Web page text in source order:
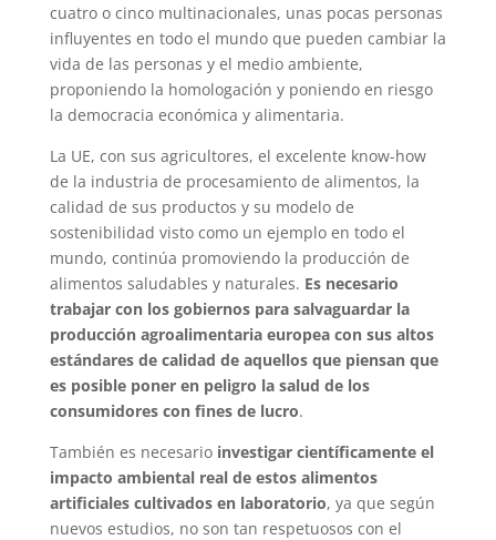
cuatro o cinco multinacionales, unas pocas personas
influyentes en todo el mundo que pueden cambiar la
vida de las personas y el medio ambiente,
proponiendo la homologación y poniendo en riesgo
la democracia económica y alimentaria.
La UE, con sus agricultores, el excelente know-how
de la industria de procesamiento de alimentos, la
calidad de sus productos y su modelo de
sostenibilidad visto como un ejemplo en todo el
mundo, continúa promoviendo la producción de
alimentos saludables y naturales. Es necesario
trabajar con los gobiernos para salvaguardar la
producción agroalimentaria europea con sus altos
estándares de calidad de aquellos que piensan que
es posible poner en peligro la salud de los
consumidores con fines de lucro.
También es necesario investigar científicamente el
impacto ambiental real de estos alimentos
artificiales cultivados en laboratorio, ya que según
nuevos estudios, no son tan respetuosos con el